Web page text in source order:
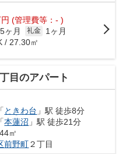
円 (管理費等：- )
ヶ月 礼金
1ヶ月
/ 27.30㎡
目のアパート
「 ときわ台 」駅 徒歩8分
「本蓮沼 」駅 徒歩21分
㎡
前野町２丁目